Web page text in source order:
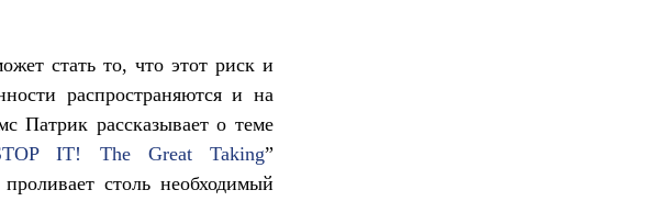
стать то, что этот риск и
распространяются и на
Патрик рассказывает о теме
IT! The Great Taking”
столь необходимый